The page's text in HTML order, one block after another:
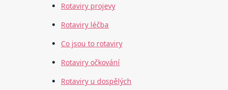
Rotaviry projevy
Rotaviry léčba
Co jsou to rotaviry
Rotaviry očkování
Rotaviry u dospělých